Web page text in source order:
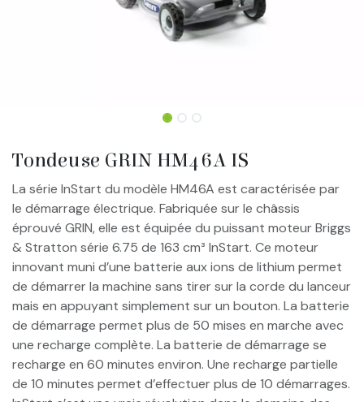
Tondeuse GRIN HM46A IS
La série InStart du modèle HM46A est caractérisée par
le démarrage électrique. Fabriquée sur le châssis
éprouvé GRIN, elle est équipée du puissant moteur Briggs
& Stratton série 6.75 de 163 cm³ InStart. Ce moteur
innovant muni d’une batterie aux ions de lithium permet
de démarrer la machine sans tirer sur la corde du lanceur
mais en appuyant simplement sur un bouton. La batterie
de démarrage permet plus de 50 mises en marche avec
une recharge complète. La batterie de démarrage se
recharge en 60 minutes environ. Une recharge partielle
de 10 minutes permet d’effectuer plus de 10 démarrages.